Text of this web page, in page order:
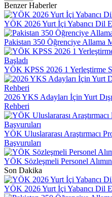
Benzer Haberler
YÖK 2026 Yurt İçi Yabancı Dil
Pakistan 350 Öğrenciye Allama
YÖK KPSS 2026 1 Yerleştirme
2026 YKS Adayları İçin Yurt
Rehberi
YÖK Uluslararası Araştırmacı
Başvuruları
YÖK Sözleşmeli Personel
Son Dakika
YÖK 2026 Yurt İçi Yabancı Dil